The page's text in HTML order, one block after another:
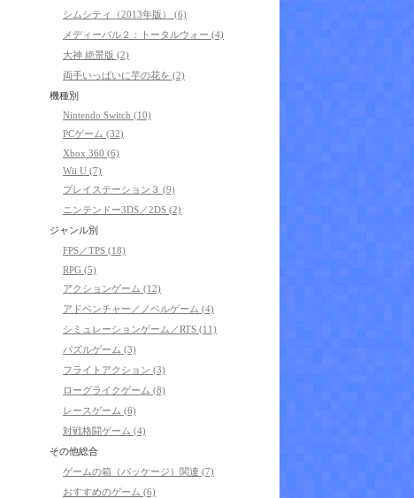
シムシティ（2013年版） (6)
メディーバル２：トータルウォー (4)
大神 絶景版 (2)
両手いっぱいに芋の花を (2)
機種別
Nintendo Switch (10)
PCゲーム (32)
Xbox 360 (6)
Wii U (7)
プレイステーション３ (9)
ニンテンドー3DS／2DS (2)
ジャンル別
FPS／TPS (18)
RPG (5)
アクションゲーム (12)
アドベンチャー／ノベルゲーム (4)
シミュレーションゲーム／RTS (11)
パズルゲーム (3)
フライトアクション (3)
ローグライクゲーム (8)
レースゲーム (6)
対戦格闘ゲーム (4)
その他総合
ゲームの箱（パッケージ）関連 (7)
おすすめのゲーム (6)